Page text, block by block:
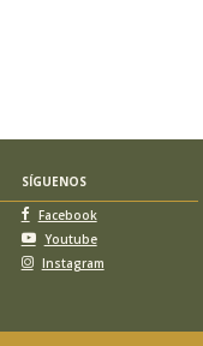
SÍGUENOS
Facebook
Youtube
Instagram